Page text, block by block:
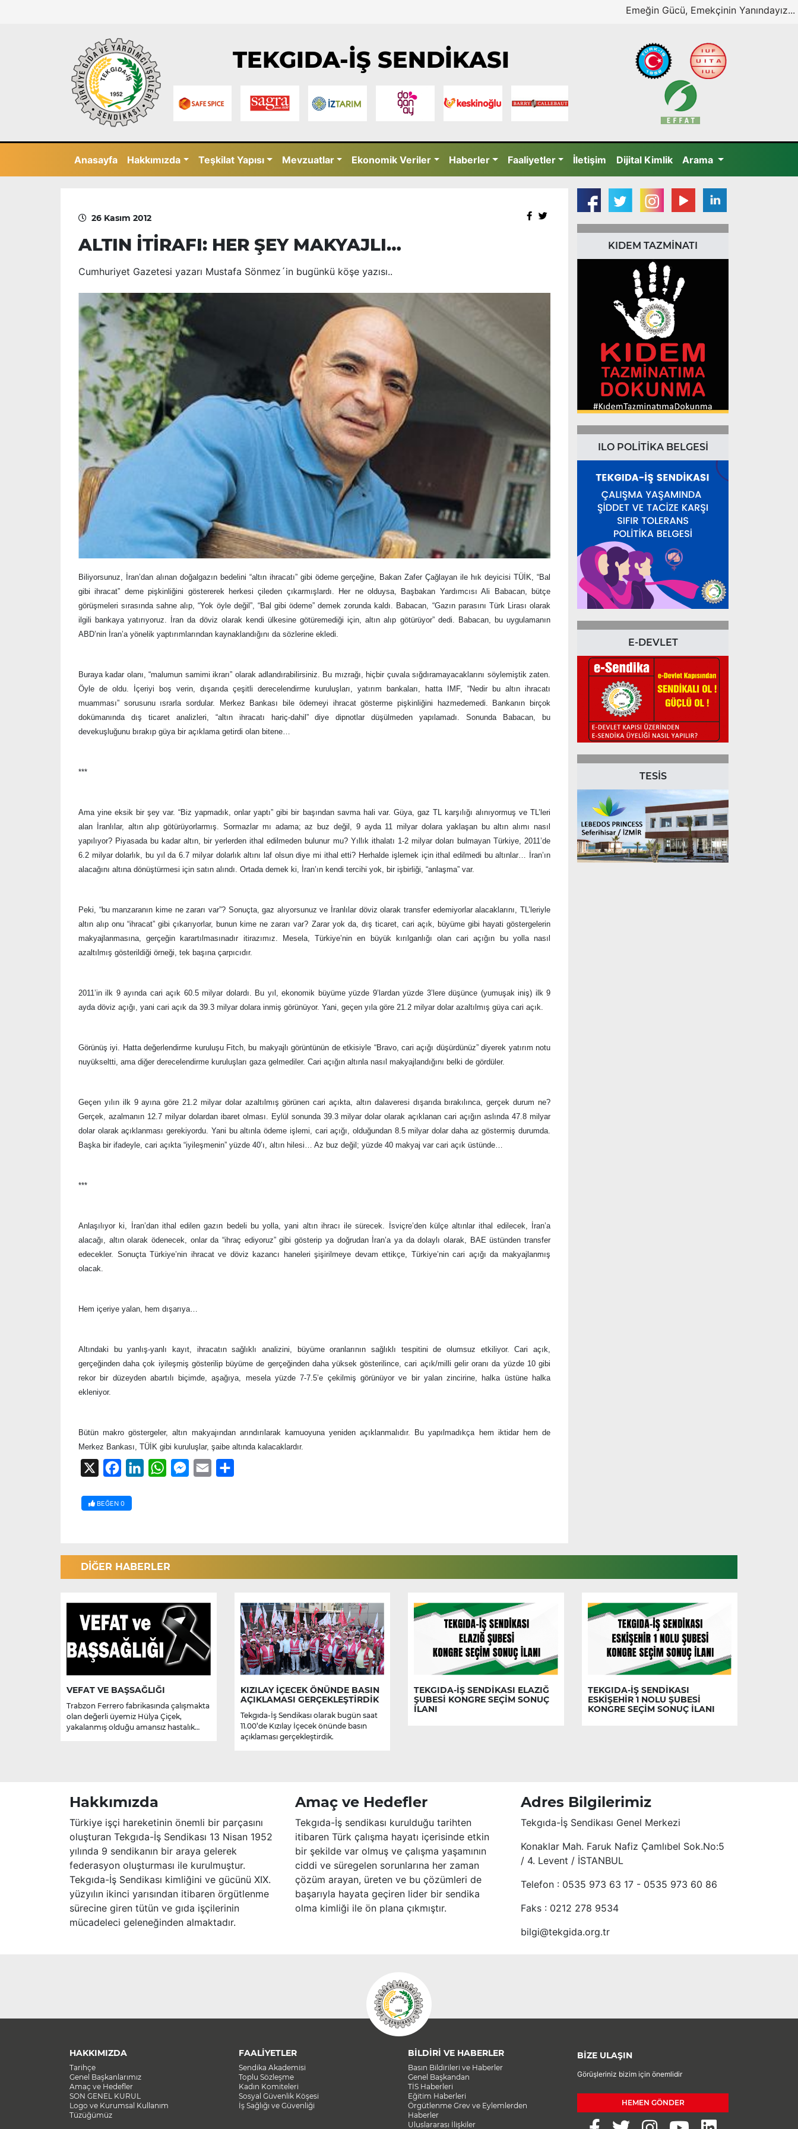
Emeğin Gücü, Emekçinin Yanındayız...
TEKGIDA-İŞ SENDİKASI
Anasayfa Hakkımızda Teşkilat Yapısı Mevzuatlar Ekonomik Veriler Haberler Faaliyetler İletişim Dijital Kimlik Arama
26 Kasım 2012
ALTIN İTİRAFI: HER ŞEY MAKYAJLI…
Cumhuriyet Gazetesi yazarı Mustafa Sönmez´in bugünkü köşe yazısı..
Biliyorsunuz, İran’dan alınan doğalgazın bedelini “altın ihracatı” gibi ödeme gerçeğine, Bakan Zafer Çağlayan ile hık deyicisi TÜİK, “Bal
gibi ihracat” deme pişkinliğini göstererek herkesi çileden çıkarmışlardı. Her ne olduysa, Başbakan Yardımcısı Ali Babacan, bütçe
görüşmeleri sırasında sahne alıp, “Yok öyle değil”, “Bal gibi ödeme” demek zorunda kaldı. Babacan, “Gazın parasını Türk Lirası olarak
ilgili bankaya yatırıyoruz. İran da döviz olarak kendi ülkesine götüremediği için, altın alıp götürüyor” dedi. Babacan, bu uygulamanın
ABD’nin İran’a yönelik yaptırımlarından kaynaklandığını da sözlerine ekledi.
Buraya kadar olanı, “malumun samimi ikrarı” olarak adlandırabilirsiniz. Bu mızrağı, hiçbir çuvala sığdıramayacaklarını söylemiştik zaten.
Öyle de oldu. İçeriyi boş verin, dışarıda çeşitli derecelendirme kuruluşları, yatırım bankaları, hatta IMF, “Nedir bu altın ihracatı
muamması” sorusunu ısrarla sordular. Merkez Bankası bile ödemeyi ihracat gösterme pişkinliğini hazmedemedi. Bankanın birçok
dokümanında dış ticaret analizleri, “altın ihracatı hariç-dahil” diye dipnotlar düşülmeden yapılamadı. Sonunda Babacan, bu
devekuşluğunu bırakıp güya bir açıklama getirdi olan bitene…
***
Ama yine eksik bir şey var. “Biz yapmadık, onlar yaptı” gibi bir başından savma hali var. Güya, gaz TL karşılığı alınıyormuş ve TL’leri
alan İranlılar, altın alıp götürüyorlarmış. Sormazlar mı adama; az buz değil, 9 ayda 11 milyar dolara yaklaşan bu altın alımı nasıl
yapılıyor? Piyasada bu kadar altın, bir yerlerden ithal edilmeden bulunur mu? Yıllık ithalatı 1-2 milyar doları bulmayan Türkiye, 2011’de
6.2 milyar dolarlık, bu yıl da 6.7 milyar dolarlık altını laf olsun diye mi ithal etti? Herhalde işlemek için ithal edilmedi bu altınlar… İran’ın
alacağını altına dönüştürmesi için satın alındı. Ortada demek ki, İran’ın kendi tercihi yok, bir işbirliği, “anlaşma” var.
Peki, “bu manzaranın kime ne zararı var”? Sonuçta, gaz alıyorsunuz ve İranlılar döviz olarak transfer edemiyorlar alacaklarını, TL’leriyle
altın alıp onu “ihracat” gibi çıkarıyorlar, bunun kime ne zararı var? Zarar yok da, dış ticaret, cari açık, büyüme gibi hayati göstergelerin
makyajlanmasına, gerçeğin karartılmasınadır itirazımız. Mesela, Türkiye’nin en büyük kırılganlığı olan cari açığın bu yolla nasıl
azaltılmış gösterildiği örneği, tek başına çarpıcıdır.
2011’in ilk 9 ayında cari açık 60.5 milyar dolardı. Bu yıl, ekonomik büyüme yüzde 9’lardan yüzde 3’lere düşünce (yumuşak iniş) ilk 9
ayda döviz açığı, yani cari açık da 39.3 milyar dolara inmiş görünüyor. Yani, geçen yıla göre 21.2 milyar dolar azaltılmış güya cari açık.
Görünüş iyi. Hatta değerlendirme kuruluşu Fitch, bu makyajlı görüntünün de etkisiyle “Bravo, cari açığı düşürdünüz” diyerek yatırım notu
nuyükseltti, ama diğer derecelendirme kuruluşları gaza gelmediler. Cari açığın altınla nasıl makyajlandığını belki de gördüler.
Geçen yılın ilk 9 ayına göre 21.2 milyar dolar azaltılmış görünen cari açıkta, altın dalaveresi dışarıda bırakılınca, gerçek durum ne?
Gerçek, azalmanın 12.7 milyar dolardan ibaret olması. Eylül sonunda 39.3 milyar dolar olarak açıklanan cari açığın aslında 47.8 milyar
dolar olarak açıklanması gerekiyordu. Yani bu altınla ödeme işlemi, cari açığı, olduğundan 8.5 milyar dolar daha az göstermiş durumda.
Başka bir ifadeyle, cari açıkta “iyileşmenin” yüzde 40’ı, altın hilesi… Az buz değil; yüzde 40 makyaj var cari açık üstünde…
***
Anlaşılıyor ki, İran’dan ithal edilen gazın bedeli bu yolla, yani altın ihracı ile sürecek. İsviçre’den külçe altınlar ithal edilecek, İran’a
alacağı, altın olarak ödenecek, onlar da “ihraç ediyoruz” gibi gösterip ya doğrudan İran’a ya da dolaylı olarak, BAE üstünden transfer
edecekler. Sonuçta Türkiye’nin ihracat ve döviz kazancı haneleri şişirilmeye devam ettikçe, Türkiye’nin cari açığı da makyajlanmış
olacak.
Hem içeriye yalan, hem dışarıya…
Altındaki bu yanlış-yanlı kayıt, ihracatın sağlıklı analizini, büyüme oranlarının sağlıklı tespitini de olumsuz etkiliyor. Cari açık,
gerçeğinden daha çok iyileşmiş gösterilip büyüme de gerçeğinden daha yüksek gösterilince, cari açık/milli gelir oranı da yüzde 10 gibi
rekor bir düzeyden abartılı biçimde, aşağıya, mesela yüzde 7-7.5’e çekilmiş görünüyor ve bir yalan zincirine, halka üstüne halka
ekleniyor.
Bütün makro göstergeler, altın makyajından arındırılarak kamuoyuna yeniden açıklanmalıdır. Bu yapılmadıkça hem iktidar hem de
Merkez Bankası, TÜİK gibi kuruluşlar, şaibe altında kalacaklardır.
FacebookLinkedInWhatsAppMessenger
Email
BEĞEN 0
KIDEM TAZMİNATI
ILO POLİTİKA BELGESİ
E-DEVLET
TESİS
DİĞER HABERLER
VEFAT VE BAŞSAĞLIĞI
Trabzon Ferrero fabrikasında çalışmakta
olan değerli üyemiz Hülya Çiçek,
yakalanmış olduğu amansız hastalık
KIZILAY İÇECEK ÖNÜNDE BASIN
AÇIKLAMASI GERÇEKLEŞTİRDİK
Tekgıda-İş Sendikası olarak bugün saat
11.00’de Kızılay İçecek önünde basın
açıklaması gerçekleştirdik.
TEKGIDA-İŞ SENDİKASI ELAZIĞ
ŞUBESİ KONGRE SEÇİM SONUÇ
İLANI
TEKGIDA-İŞ SENDİKASI
ESKİŞEHİR 1 NOLU ŞUBESİ
KONGRE SEÇİM SONUÇ İLANI
Hakkımızda
Türkiye işçi hareketinin önemli bir parçasını
oluşturan Tekgıda-İş Sendikası 13 Nisan 1952
yılında 9 sendikanın bir araya gelerek
federasyon oluşturması ile kurulmuştur.
Tekgıda-İş Sendikası kimliğini ve gücünü XIX.
yüzyılın ikinci yarısından itibaren örgütlenme
sürecine giren tütün ve gıda işçilerinin
mücadeleci geleneğinden almaktadır.
Amaç ve Hedefler
Tekgıda-İş sendikası kurulduğu tarihten
itibaren Türk çalışma hayatı içerisinde etkin
bir şekilde var olmuş ve çalışma yaşamının
ciddi ve süregelen sorunlarına her zaman
çözüm arayan, üreten ve bu çözümleri de
başarıyla hayata geçiren lider bir sendika
olma kimliği ile ön plana çıkmıştır.
Adres Bilgilerimiz
Tekgıda-İş Sendikası Genel Merkezi
Konaklar Mah. Faruk Nafiz Çamlıbel Sok.No:5
/ 4. Levent / İSTANBUL
Telefon : 0535 973 63 17 - 0535 973 60 86
Faks : 0212 278 9534
bilgi@tekgida.org.tr
HAKKIMIZDA
Tarihçe
Genel Başkanlarımız
Amaç ve Hedefler
SON GENEL KURUL
Logo ve Kurumsal Kullanım
Tüzüğümüz
FAALİYETLER
Sendika Akademisi
Toplu Sözleşme
Kadın Komiteleri
Sosyal Güvenlik Köşesi
İş Sağlığı ve Güvenliği
BİLDİRİ VE HABERLER
Basın Bildirileri ve Haberler
Genel Başkandan
TİS Haberleri
Eğitim Haberleri
Örgütlenme Grev ve Eylemlerden
Haberler
Uluslararası İlişkiler
BİZE ULAŞIN
Görüşleriniz bizim için önemlidir
HEMEN GÖNDER